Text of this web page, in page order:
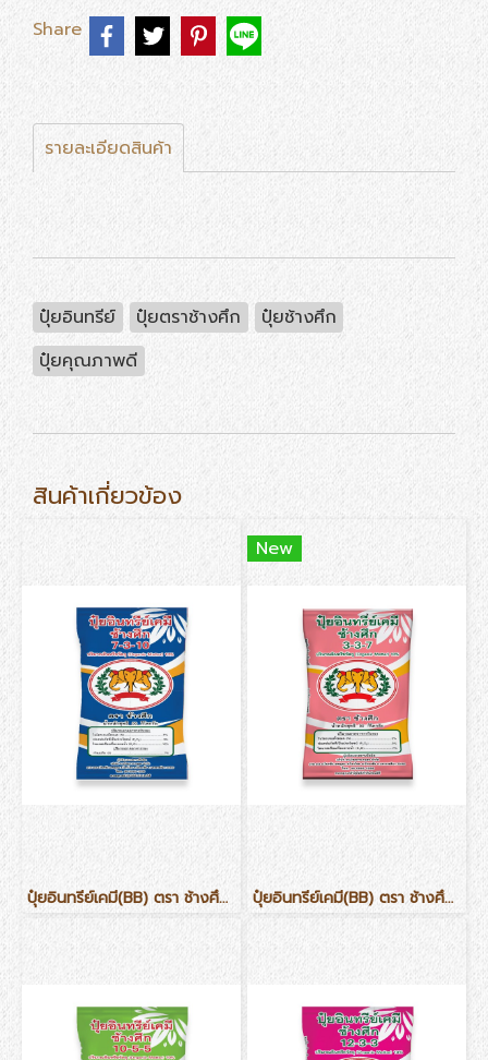
Share
รายละเอียดสินค้า
ปุ๋ยอินทรีย์ ปุ๋ยตราช้างศึก
ปุ๋ยช้างศึก
ปุ๋ยคุณภาพดี
สินค้าเกี่ยวข้อง
ปุ๋ยอินทรีย์เคมี(BB) ตรา ช้างศึก สูตร 7-3-10
New
ปุ๋ยอินทรีย์เคมี(BB) ตรา ช้างศึก สูตร 3-3-7